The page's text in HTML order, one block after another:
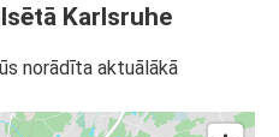
Karlsruhe
norādīta aktuālākā